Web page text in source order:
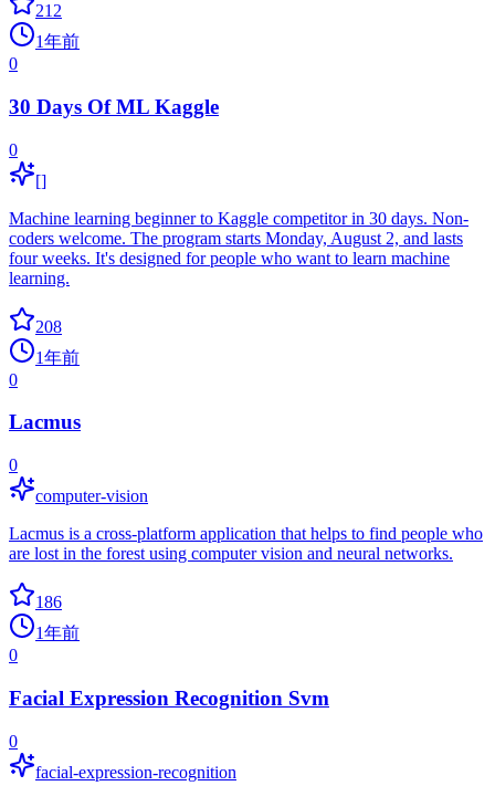
212
1年前
0
30 Days Of ML Kaggle
0
[]
Machine learning beginner to Kaggle competitor in 30 days. Non-
coders welcome. The program starts Monday, August 2, and lasts
four weeks. It's designed for people who want to learn machine
learning.
208
1年前
0
Lacmus
0
computer-vision
Lacmus is a cross-platform application that helps to find people who
are lost in the forest using computer vision and neural networks.
186
1年前
0
Facial Expression Recognition Svm
0
facial-expression-recognition